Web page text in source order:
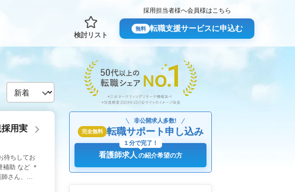
検討リスト
採用担当者様へ会員様はこちら
無料 転職支援サービスに申込む
完全無料
非公開求人多数!
転職サポート申し込み
看護師求人 の紹介希望の方
１分で完了！
用実
待ちしてお
助 など ＊
さん、最